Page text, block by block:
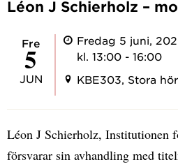
Léon J Schierholz –
fre
5
JUN
Fredag 5 juni,
kl. 13:00 - 16:00
KBE303, Stora
Léon J Schierholz, Institutionen
försvarar sin avhandling med